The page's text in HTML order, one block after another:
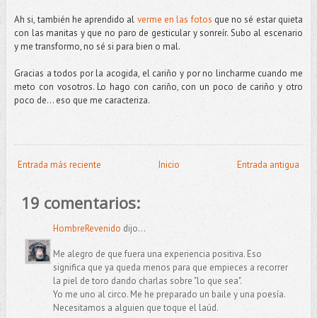
Ah si, también he aprendido al verme en las fotos que no sé estar quieta
con las manitas y que no paro de gesticular y sonreír. Subo al escenario
y me transformo, no sé si para bien o mal.
Gracias a todos por la acogida, el cariño y por no lincharme cuando me
meto con vosotros. Lo hago con cariño, con un poco de cariño y otro
poco de... eso que me caracteriza.
Entrada más reciente Entrada antigua
Inicio
19 comentarios:
HombreRevenido dijo...
Me alegro de que fuera una experiencia positiva. Eso
significa que ya queda menos para que empieces a recorrer
la piel de toro dando charlas sobre "lo que sea".
Yo me uno al circo. Me he preparado un baile y una poesía.
Necesitamos a alguien que toque el laúd.